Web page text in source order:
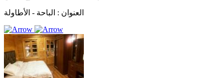
العنوان : الباحة - الأطاولة